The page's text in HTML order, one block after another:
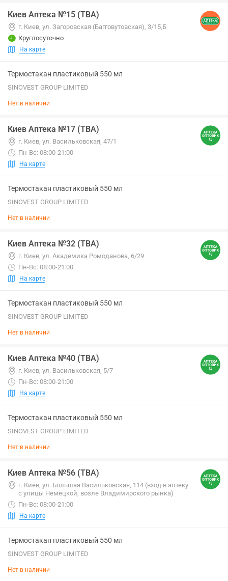
Киев Аптека №15 (ТВА)
г. Киев, ул. Загоровская (Багговутовская), 3/15,Б
Круглосуточно
На карте
Термостакан пластиковый 550 мл
SINOVEST GROUP LIMITED
Нет в наличии
Киев Аптека №17 (ТВА)
г. Киев, ул. Васильковская, 47/1
Пн-Вс: 08:00-21:00
На карте
Термостакан пластиковый 550 мл
SINOVEST GROUP LIMITED
Нет в наличии
Киев Аптека №32 (ТВА)
г. Киев, ул. Академика Ромоданова, 6/29
Пн-Вс: 08:00-21:00
На карте
Термостакан пластиковый 550 мл
SINOVEST GROUP LIMITED
Нет в наличии
Киев Аптека №40 (ТВА)
г. Киев, ул. Васильковская, 5/7
Пн-Вс: 08:00-21:00
На карте
Термостакан пластиковый 550 мл
SINOVEST GROUP LIMITED
Нет в наличии
Киев Аптека №56 (ТВА)
г. Киев, ул. Большая Васильковская, 114 (вход в аптеку
с улицы Немецкой, возле Владимирского рынка)
Пн-Вс: 08:00-21:00
На карте
Термостакан пластиковый 550 мл
SINOVEST GROUP LIMITED
Нет в наличии